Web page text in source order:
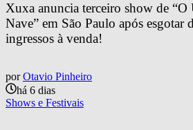
Xuxa anuncia terceiro show de
Nave” em São Paulo após esgotar
ingressos à venda!
por Otavio Pinheiro
há 6 dias
Shows e Festivais